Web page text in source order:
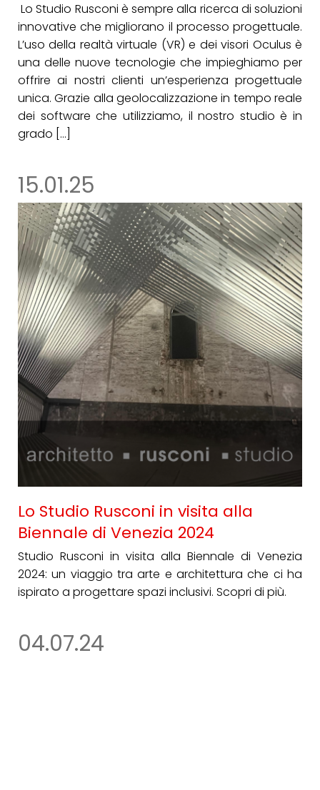
Lo Studio Rusconi è sempre alla ricerca di soluzioni
innovative che migliorano il processo progettuale.
L’uso della realtà virtuale (VR) e dei visori Oculus è
una delle nuove tecnologie che impieghiamo per
offrire ai nostri clienti un’esperienza progettuale
unica. Grazie alla geolocalizzazione in tempo reale
dei software che utilizziamo, il nostro studio è in
grado […]
15.01.25
Lo Studio Rusconi in visita alla
Biennale di Venezia 2024
Studio Rusconi in visita alla Biennale di Venezia
2024: un viaggio tra arte e architettura che ci ha
ispirato a progettare spazi inclusivi. Scopri di più.
04.07.24